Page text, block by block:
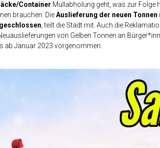
Container Müllabholung geht, was zur Folge
brauchen. DieAuslieferung der neuen Tonnen
, teilt die Stadt mit. Auch die
von Gelben Tonnen an
ab Januar 2023 vorgenommen.